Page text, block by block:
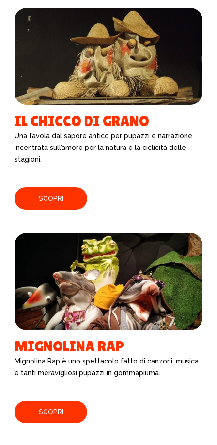
IL CHICCO DI GRANO
Una favola dal sapore antico per pupazzi e narrazione,
incentrata sull’amore per la natura e la ciclicità delle
stagioni.
SCOPRI
MIGNOLINA RAP
Mignolina Rap è uno spettacolo fatto di canzoni, musica
e tanti meravigliosi pupazzi in gommapiuma.
SCOPRI